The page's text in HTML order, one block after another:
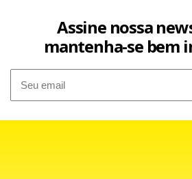
Assine nossa
mantenha-se bem